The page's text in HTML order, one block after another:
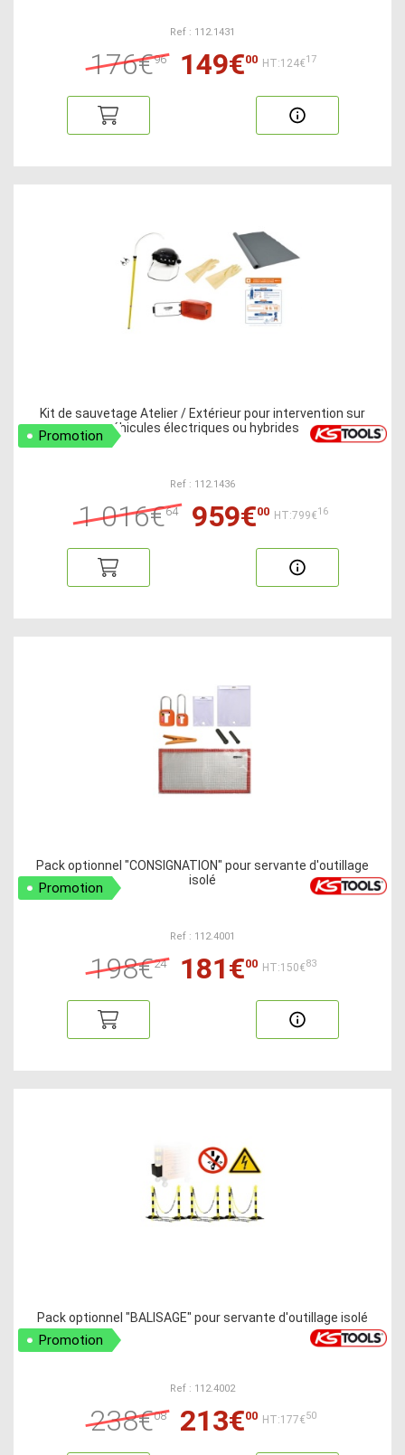
Ref : 112.1431
176€96 149€00 HT:124€17
Kit de sauvetage Atelier / Extérieur pour intervention sur
véhicules électriques ou hybrides
Promotion
Ref : 112.1436
1 016€64 959€00 HT:799€16
Pack optionnel "CONSIGNATION" pour servante d'outillage
isolé
Promotion
Ref : 112.4001
198€24 181€00 HT:150€83
Pack optionnel "BALISAGE" pour servante d'outillage isolé
Promotion
Ref : 112.4002
238€08 213€00 HT:177€50